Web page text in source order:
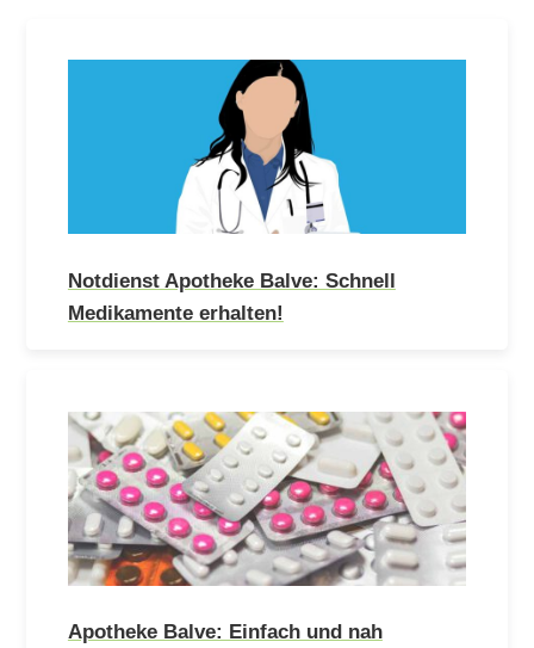
Notdienst Apotheke Balve: Schnell
Medikamente erhalten!
Apotheke Balve: Einfach und nah